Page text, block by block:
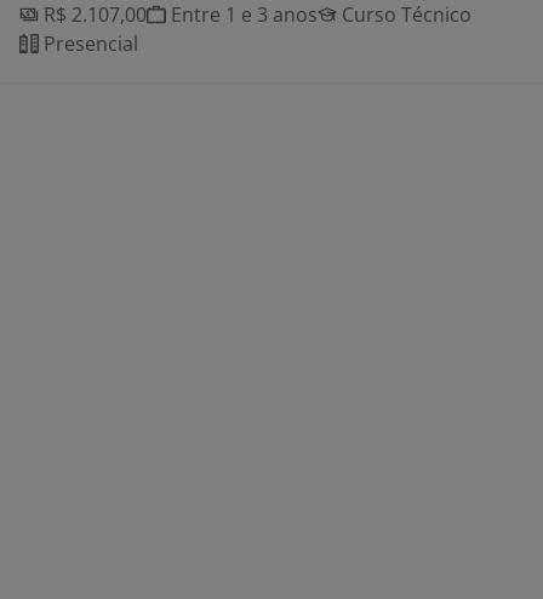
R$ 2.107,00
Entre 1 e 3 anos
Curso Técnico
Presencial